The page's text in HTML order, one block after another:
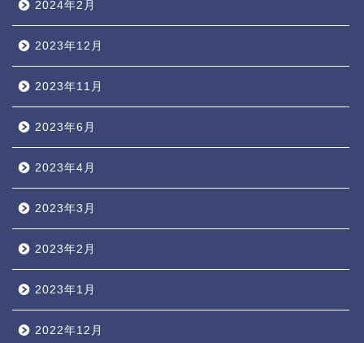
2024年2月
2023年12月
2023年11月
2023年6月
2023年4月
2023年3月
2023年2月
2023年1月
2022年12月